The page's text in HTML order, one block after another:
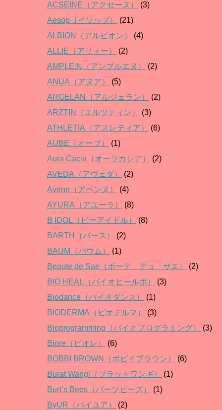
ACSEINE（アクセーヌ）
(3)
Aesop（イソップ）
(21)
ALBION（アルビオン）
(4)
ALLIE（アリィー）
(2)
AMPLE:N（アンプルエヌ）
(2)
ANUA（アヌア）
(5)
ARGELAN（アルジェラン）
(2)
ARZTIN（エルツティン）
(3)
ATHLETIA（アスレティア）
(6)
AUBE（オーブ）
(1)
Aura Cacia（オーラカシア）
(2)
AVEDA（アヴェダ）
(2)
Avene（アベンヌ）
(4)
AYURA（アユーラ）
(8)
B IDOL（ビーアイドル）
(8)
BARTH（バース）
(2)
BAUM（バウム）
(1)
Beaute de Sae（ボーテ デュ サエ）
(2)
BIO HEAL（バイオヒールボ）
(3)
Biodance（バイオダンス）
(1)
BIODERMA（ビオデルマ）
(3)
Bioprogramming（バイオプログラミング）
(3)
Biore（ビオレ）
(6)
BOBBI BROWN（ボビイブラウン）
(6)
Burat Wangi（ブラットワンギ）
(1)
Burt’s Bees（バーツビーズ）
(1)
ByUR（バイユア）
(2)